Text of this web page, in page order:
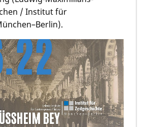
/ Institut für